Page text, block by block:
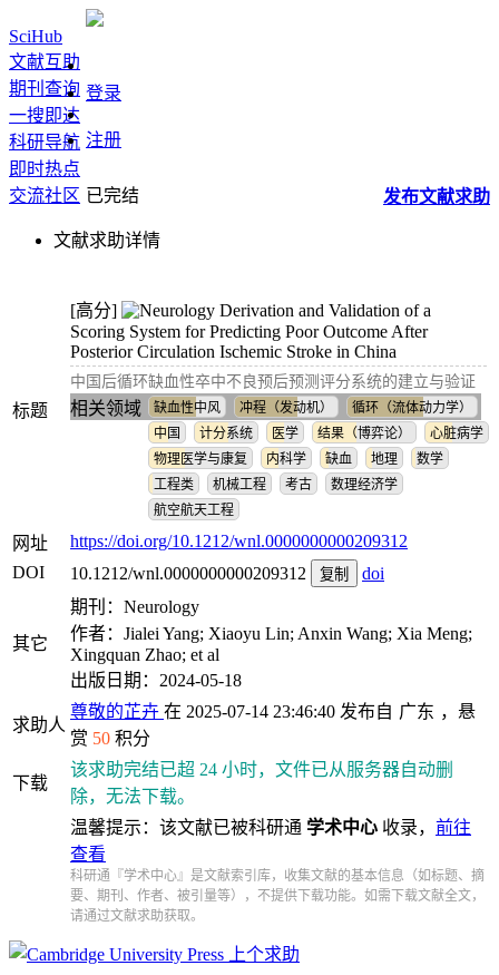
SciHub
文献互助
期刊查询
一搜即达
科研导航
即时热点
交流社区
登录
注册
发布文献求助
已完结
文献求助详情
标题
[高分]
Derivation and Validation of a
Scoring System for Predicting Poor Outcome After
Posterior Circulation Ischemic Stroke in China
中国后循环缺血性卒中不良预后预测评分系统的建立与验证
相关领域 缺血性中风 冲程（发动机）
循环（流体动力学）
中国
计分系统 医学 结果（博弈论）
心脏病学
物理医学与康复
内科学 缺血 地理
数学
工程类
机械工程 考古
数理经济学
航空航天工程
网址
https://doi.org/10.1212/wnl.0000000000209312
DOI
10.1212/wnl.0000000000209312 复制 doi
其它
期刊：Neurology
作者：Jialei Yang; Xiaoyu Lin; Anxin Wang; Xia Meng;
Xingquan Zhao; et al
出版日期：2024-05-18
求助人
尊敬的芷卉 在 2025-07-14 23:46:40 发布自 广东 ，悬
赏 50 积分
下载
该求助完结已超 24 小时，文件已从服务器自动删
除，无法下载。
温馨提示：该文献已被科研通 学术中心 收录， 前往
查看
科研通『学术中心』是文献索引库，收集文献的基本信息（如标题、摘
要、期刊、作者、被引量等），不提供下载功能。如需下载文献全文，
请通过文献求助获取。
上个求助